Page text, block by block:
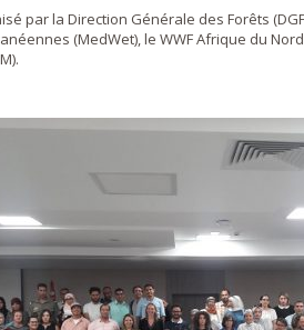
par la Direction Générale des Forêts
(MedWet), le WWF Afrique du